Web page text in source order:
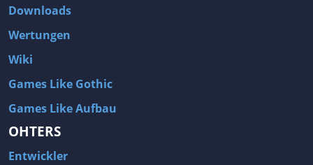
Downloads
Wertungen
Wiki
Games Like Gothic
Games Like Aufbau
OHTERS
Entwickler